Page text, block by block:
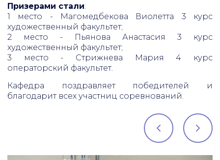
Призерами стали:
1 место - Магомедбекова Виолетта 3 курс
художественный факультет;
2 место - Пьянова Анастасия 3 курс
художественный факультет;
3 место - Стрижнева Мария 4 курс
операторский факультет.
Кафедра поздравляет победителей и
благодарит всех участниц соревнований.